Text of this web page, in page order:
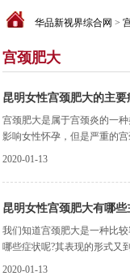
华品新视界综合网 >
宫颈肥大
昆明女性宫颈肥大的主
宫颈肥大是属于宫颈炎的一
影响女性怀孕，但是严重的
2020-01-13
昆明女性宫颈肥大有哪
我们知道宫颈肥大是一种比
哪些症状呢?其表现的形式又
2020-01-13